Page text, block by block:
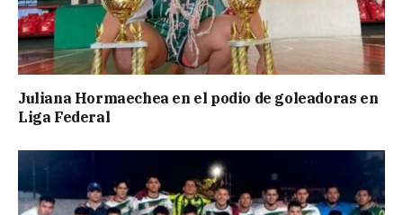
Juliana Hormaechea en el podio de goleadoras en
Liga Federal